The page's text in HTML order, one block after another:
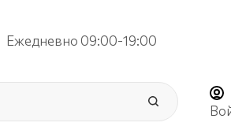
Ежедневно 09:00-19:00